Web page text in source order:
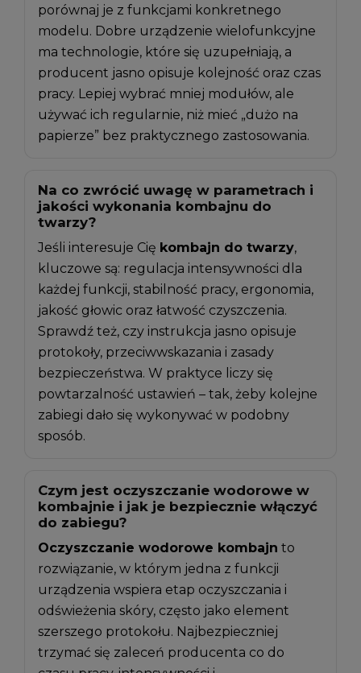
porównaj je z funkcjami konkretnego
modelu. Dobre urządzenie wielofunkcyjne
ma technologie, które się uzupełniają, a
producent jasno opisuje kolejność oraz czas
pracy. Lepiej wybrać mniej modułów, ale
używać ich regularnie, niż mieć „dużo na
papierze” bez praktycznego zastosowania.
Na co zwrócić uwagę w parametrach i
jakości wykonania kombajnu do
twarzy?
Jeśli interesuje Cię kombajn do twarzy,
kluczowe są: regulacja intensywności dla
każdej funkcji, stabilność pracy, ergonomia,
jakość głowic oraz łatwość czyszczenia.
Sprawdź też, czy instrukcja jasno opisuje
protokoły, przeciwwskazania i zasady
bezpieczeństwa. W praktyce liczy się
powtarzalność ustawień – tak, żeby kolejne
zabiegi dało się wykonywać w podobny
sposób.
Czym jest oczyszczanie wodorowe w
kombajnie i jak je bezpiecznie włączyć
do zabiegu?
Oczyszczanie wodorowe kombajn to
rozwiązanie, w którym jedna z funkcji
urządzenia wspiera etap oczyszczania i
odświeżenia skóry, często jako element
szerszego protokołu. Najbezpieczniej
trzymać się zaleceń producenta co do